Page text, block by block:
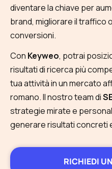
diventare la chiave per
brand, migliorare il traffico
conversioni.
Con Keyweo, potrai
risultati di ricerca più
tua attività in un mercato
romano. Il nostro team di
strategie mirate e
generare risultati concreti
RICHIEDI